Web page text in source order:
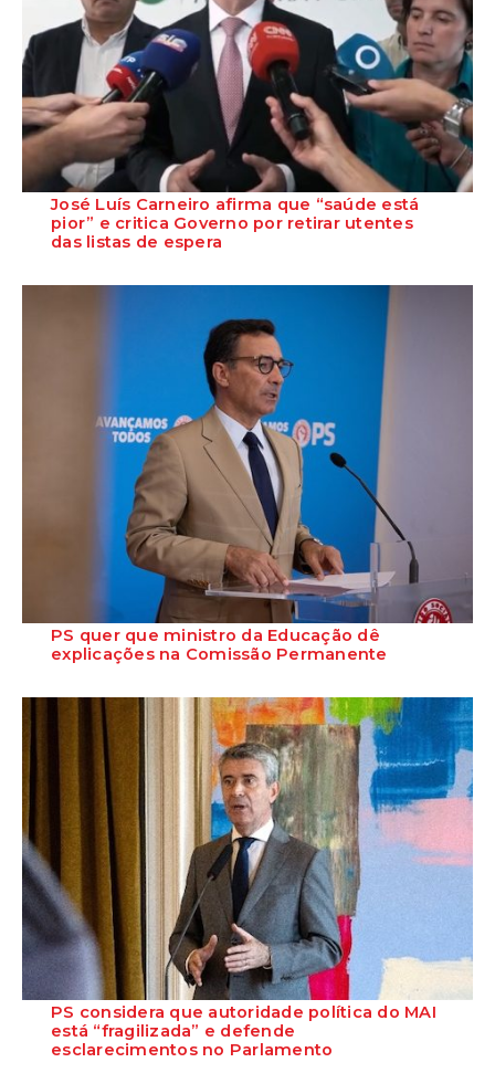
José Luís Carneiro afirma que “saúde está
pior” e critica Governo por retirar utentes
das listas de espera
PS quer que ministro da Educação dê
explicações na Comissão Permanente
requerer a presença do minist...
PS considera que autoridade política do MAI
está “fragilizada” e defende
esclarecimentos no Parlamento